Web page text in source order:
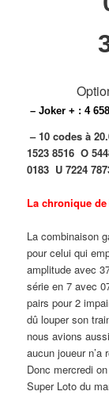
– Joker + : 4
– 10 codes à
1523 8516O
0183 U 7224
La chronique
La combinaison
pour celui qui
amplitude avec
série en 7 avec
pairs pour 2
dû louper son
nous avions
aucun joueur
Donc mercredi
Super Loto du